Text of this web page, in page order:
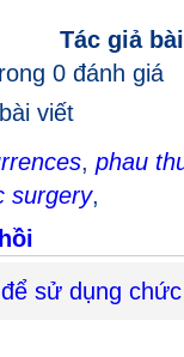
Tác giả
0 đánh giá
viết
, phau
surgery,
sử dụng